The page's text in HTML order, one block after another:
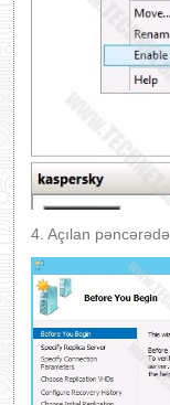
4. Açılan pəncərədə